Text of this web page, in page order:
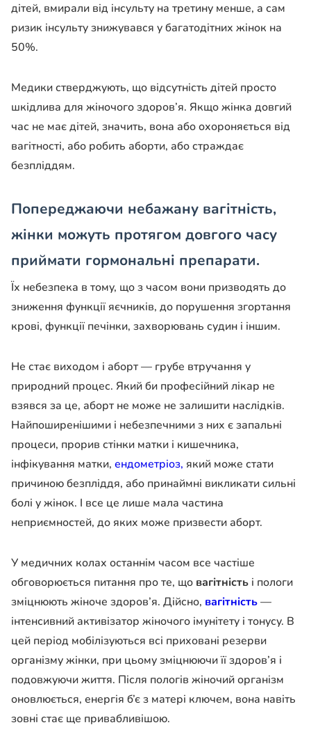
дітей, вмирали від інсульту на третину менше, а сам
ризик інсульту знижувався у багатодітних жінок на
50%.
Медики стверджують, що відсутність дітей просто
шкідлива для жіночого здоров’я. Якщо жінка довгий
час не має дітей, значить, вона або охороняється від
вагітності, або робить аборти, або страждає
безпліддям.
Попереджаючи небажану вагітність,
жінки можуть протягом довгого часу
приймати гормональні препарати.
Їх небезпека в тому, що з часом вони призводять до
зниження функції яєчників, до порушення згортання
крові, функції печінки, захворювань судин і іншим.
Не стає виходом і аборт — грубе втручання у
природний процес. Який би професійний лікар не
взявся за це, аборт не може не залишити наслідків.
Найпоширенішими і небезпечними з них є запальні
процеси, прорив стінки матки і кишечника,
інфікування матки, ендометріоз, який може стати
причиною безпліддя, або принаймні викликати сильні
болі у жінок. І все це лише мала частина
неприємностей, до яких може призвести аборт.
У медичних колах останнім часом все частіше
обговорюється питання про те, що вагітність і пологи
зміцнюють жіноче здоров’я. Дійсно, вагітність—
інтенсивний активізатор жіночого імунітету і тонусу. В
цей період мобілізуються всі приховані резерви
організму жінки, при цьому зміцнюючи її здоров’я і
подовжуючи життя. Після пологів жіночий організм
оновлюється, енергія б’є з матері ключем, вона навіть
зовні стає ще привабливішою.